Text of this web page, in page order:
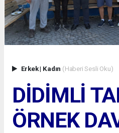
Erkek| Kadın (Haberi Sesli Oku)
DİDİMLİ
ÖRNEK